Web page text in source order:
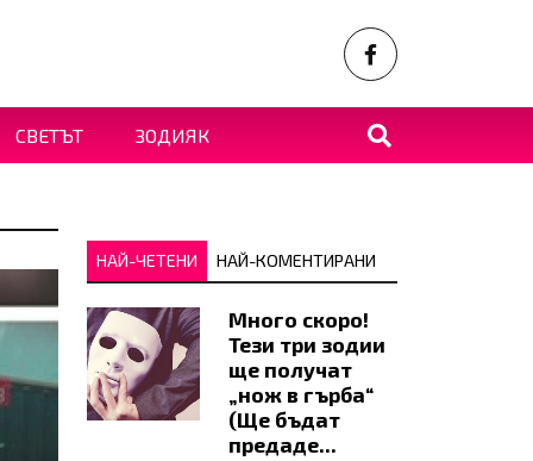
СВЕТЪТ ЗОДИЯК
НАЙ-ЧЕТЕНИ НАЙ-КОМЕНТИРАНИ
Много скоро!
Тези три зодии
ще получат
„нож в гърба“
(Ще бъдат
предаде...